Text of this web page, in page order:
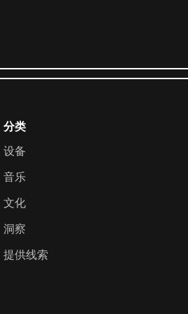
分类
设备
音乐
文化
洞察
提供线索